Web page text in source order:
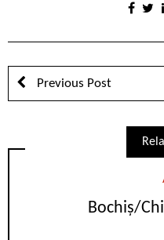
Previous Post
Bochiș/